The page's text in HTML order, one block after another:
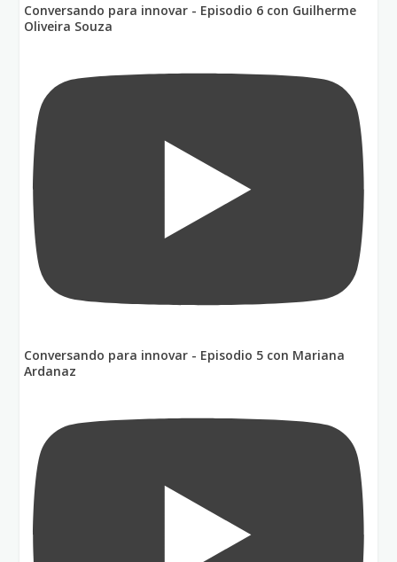
Conversando para innovar - Episodio 6 con Guilherme
Oliveira Souza
Conversando para innovar - Episodio 5 con Mariana
Ardanaz